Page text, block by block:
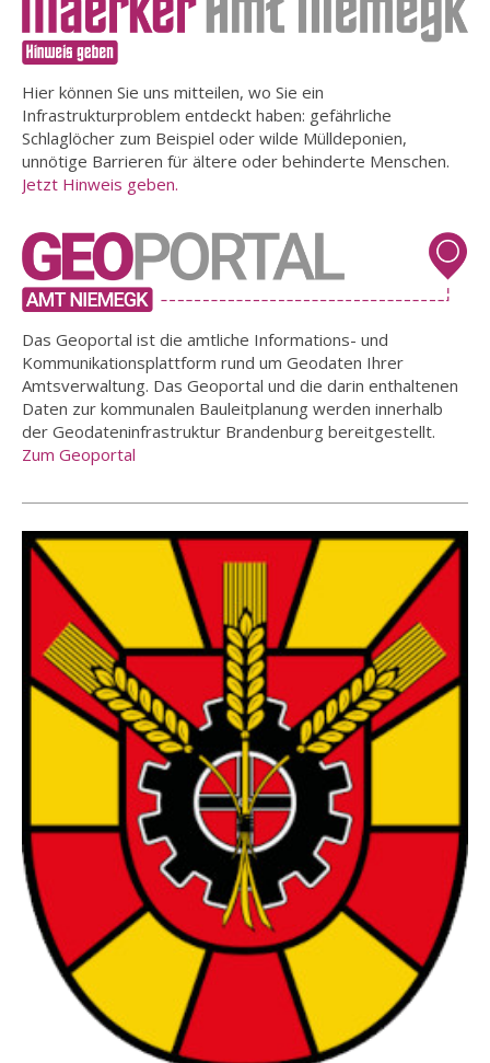
Hier können Sie uns mitteilen, wo Sie ein
Infrastrukturproblem entdeckt haben: gefährliche
Schlaglöcher zum Beispiel oder wilde Mülldeponien,
unnötige Barrieren für ältere oder behinderte Menschen.
Jetzt Hinweis geben.
Das Geoportal ist die amtliche Informations- und
Kommunikationsplattform rund um Geodaten Ihrer
Amtsverwaltung. Das Geoportal und die darin enthaltenen
Daten zur kommunalen Bauleitplanung werden innerhalb
der Geodateninfrastruktur Brandenburg bereitgestellt.
Zum Geoportal